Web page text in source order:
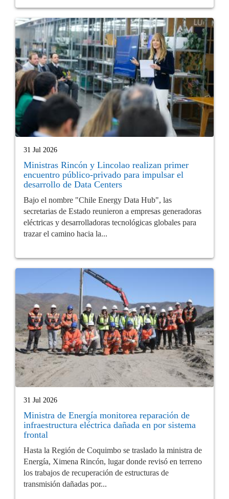
31 Jul 2026
Ministras Rincón y Lincolao realizan primer
encuentro público-privado para impulsar el
desarrollo de Data Centers
Bajo el nombre "Chile Energy Data Hub", las
secretarias de Estado reunieron a empresas generadoras
eléctricas y desarrolladoras tecnológicas globales para
trazar el camino hacia la...
31 Jul 2026
Ministra de Energía monitorea reparación de
infraestructura eléctrica dañada en por sistema
frontal
Hasta la Región de Coquimbo se traslado la ministra de
Energía, Ximena Rincón, lugar donde revisó en terreno
los trabajos de recuperación de estructuras de
transmisión dañadas por...